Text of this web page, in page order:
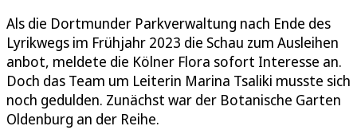
Als die Dortmunder Parkverwaltung nach Ende des
Lyrikwegs im Frühjahr 2023 die Schau zum Ausleihen
anbot, meldete die Kölner Flora sofort Interesse an.
Doch das Team um Leiterin Marina Tsaliki musste sich
noch gedulden. Zunächst war der Botanische Garten
Oldenburg an der Reihe.